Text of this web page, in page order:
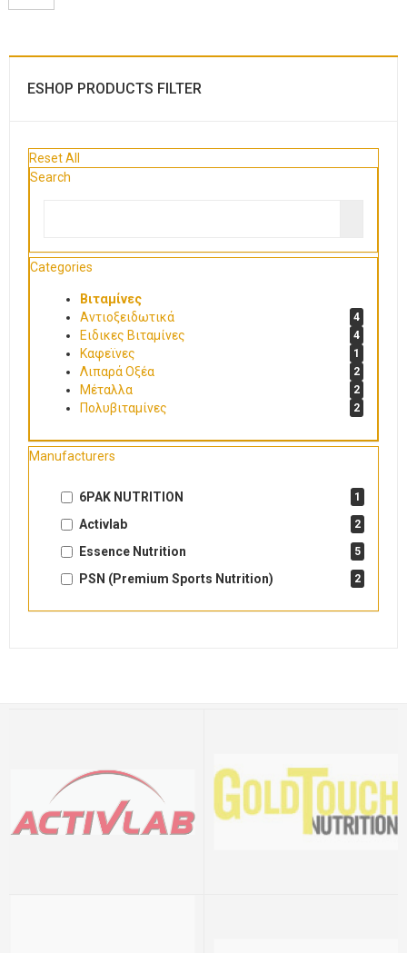
ESHOP PRODUCTS FILTER
Reset All
Search
Categories
Βιταμίνες
Αντιοξειδωτικά
4
Ειδικες Βιταμίνες 4
Καφεϊνες 1
Λιπαρά Οξέα 2
Μέταλλα 2
Πολυβιταμίνες 2
Manufacturers
6PAK NUTRITION 1
Activlab 2
Essence Nutrition 5
PSN (Premium Sports Nutrition) 2